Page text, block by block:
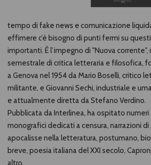
tempo di fake news e comunicazione
effimere c’è bisogno di punti fermi su
importanti. È l’impegno di "Nuova corrente",
semestrale di critica letteraria e filosofica,
a Genova nel 1954 da Mario Boselli, critico
militante, e Giovanni Sechi, industriale e
e attualmente diretta da Stefano Verdino.
Pubblicata da Interlinea, ha ospitato numeri
monografici dedicati a censura, narrazioni di
apocalisse nella letteratura, postumano,
breve, poesia italiana del XXI secolo,
altro.